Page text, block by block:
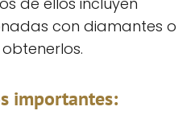
con diamantes o
importantes: